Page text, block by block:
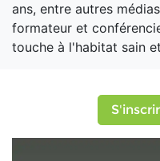
ans, entre autres
formateur et
touche à l'habitat sain